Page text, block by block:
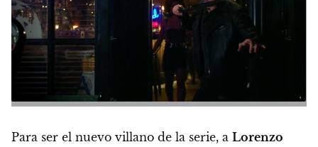
Para ser el nuevo villano de la serie, a Lorenzo